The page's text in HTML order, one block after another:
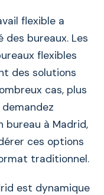
flexible a
des bureaux. Les
flexibles
des solutions
cas, plus
demandez
bureau à Madrid,
ces options
traditionnel.
est dynamique